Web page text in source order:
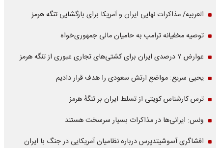
العربیه/ مذاکرات نهایی ایران و آمریکا برای بازگشایی تنگه هرمز
توصیه مخفیانه ترامپ به حامیان مالی جمهوری‌خواه
عوارض ۷ درصدی ایران برای کشتی‌های تجاری عبوری از تنگه هرمز
یحیی سریع: مواضع ارتش سعودی را هدف قرار دادیم
ترس کارشناس کویتی از تسلط ایران بر تنگۀ هرمز
ونس: ایرانی‌ها در مذاکرات بسیار سرسخت هستند
افشاگری آسوشیتدپرس درباره نظامیان آمریکایی در جنگ با ایران